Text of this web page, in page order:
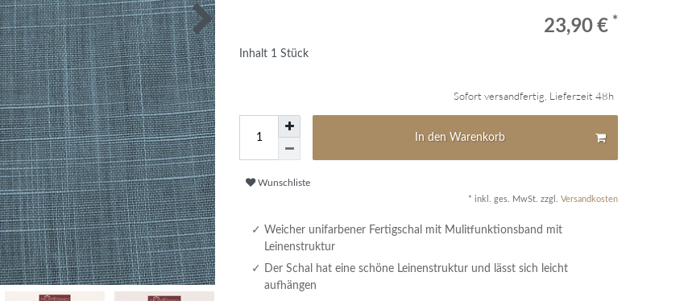
23,90 € *
Inhalt 1 Stück
Sofort versandfertig, Lieferzeit 48h
In den Warenkorb
Wunschliste
* inkl. ges. MwSt. zzgl. Versandkosten
Weicher unifarbener Fertigschal mit Mulitfunktionsband mit
Leinenstruktur
Der Schal hat eine schöne Leinenstruktur und lässt sich leicht
aufhängen